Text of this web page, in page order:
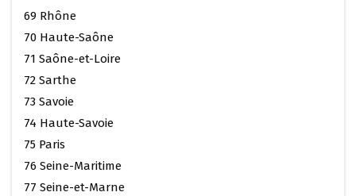
69 Rhône
70 Haute-Saône
71 Saône-et-Loire
72 Sarthe
73 Savoie
74 Haute-Savoie
75 Paris
76 Seine-Maritime
77 Seine-et-Marne